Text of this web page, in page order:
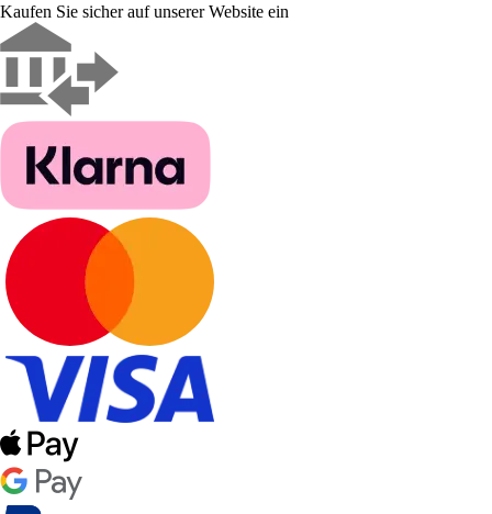
Kaufen Sie sicher auf unserer Website ein